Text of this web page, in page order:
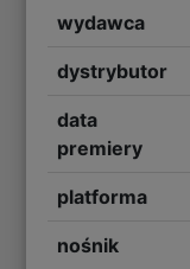
wydawca
dystrybutor
data
premiery
platforma
nośnik